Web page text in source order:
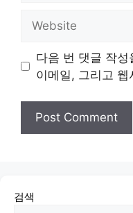
다음 번 댓글 작
이메일, 그리고
검색